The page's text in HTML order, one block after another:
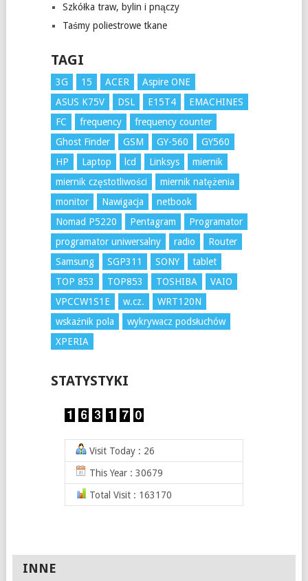
Szkółka traw, bylin i pnączy
Taśmy poliestrowe tkane
TAGI
3G 15 ACER
Aspire ONE
ASUS K75V
DSL E15T4
EMACHINES
FC
frequency
frequency counter
Ghost Finder
GSM GY-560
GY560
HP
Laptop lcd Linksys
miernik
miernik częstotliwości
miernik natężenia
monitor
Nawigacja
netbook
Nomad P5220
Pentagram
Programator
programator uniwersalny
radio
Router
Samsung
SGP311 SONY
tablet
TOP 853
TOP853 TOSHIBA
VAIO
VPCCW1S1E
w.cz.
WRT120N
wskaźnik pola
wykrywacz podsłuchów
XPERIA
STATYSTYKI
Visit Today : 26
This Year : 30679
Total Visit : 163170
INNE